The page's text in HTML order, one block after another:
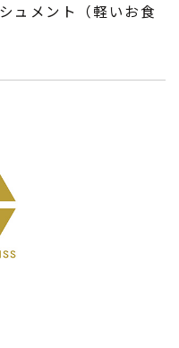
ュメント（軽いお食